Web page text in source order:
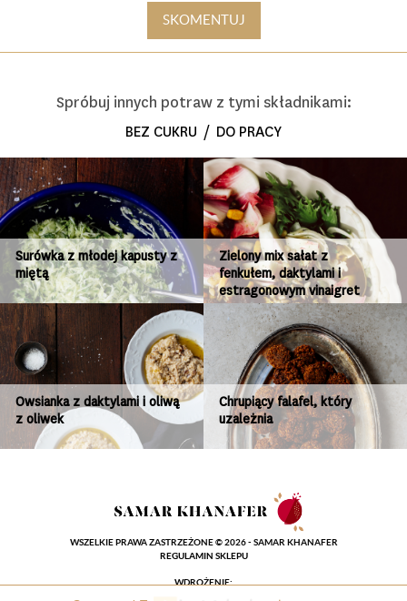
SKOMENTUJ
Spróbuj innych potraw z tymi składnikami:
BEZ CUKRU / DO PRACY
Surówka z młodej kapusty z
miętą
Zielony mix sałat z
fenkułem, daktylami i
estragonowym vinaigret
Owsianka z daktylami i oliwą
z oliwek
Chrupiący falafel, który
uzależnia
WSZELKIE PRAWA ZASTRZEŻONE © 2026 - SAMAR KHANAFER
REGULAMIN SKLEPU
WDROŻENIE: